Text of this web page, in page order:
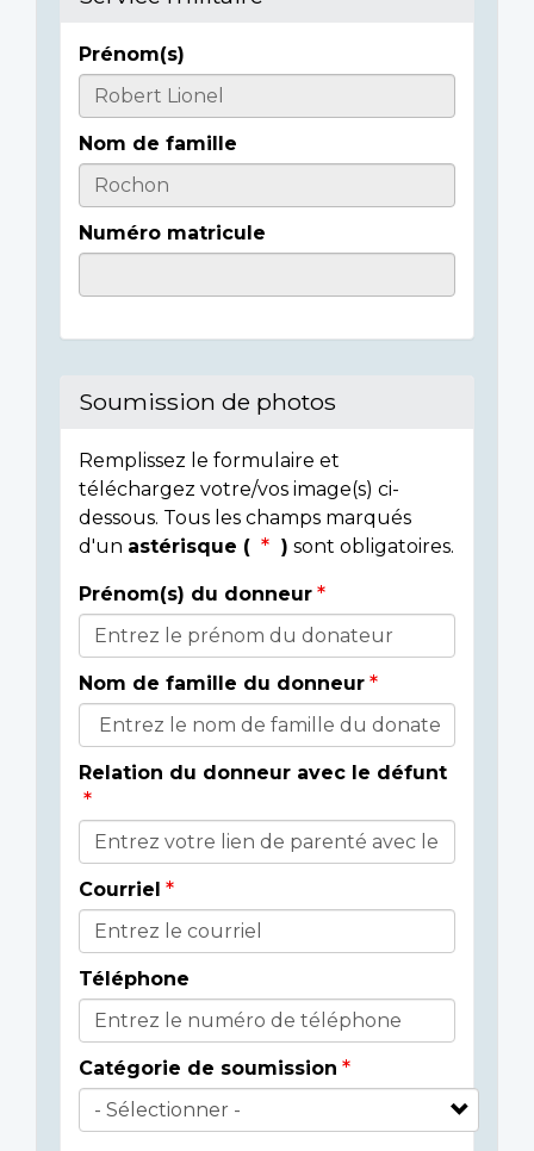
Casualty
Details
Prénom(s)
Nom de famille
Numéro matricule
Soumission de photos
Remplissez le formulaire et
téléchargez votre/vos image(s) ci-
dessous. Tous les champs marqués
d'un astérisque ( ) sont obligatoires.
Donor
Details
Prénom(s) du donneur
Nom de famille du donneur
Relation du donneur avec le défunt
Courriel
Téléphone
Catégorie de soumission